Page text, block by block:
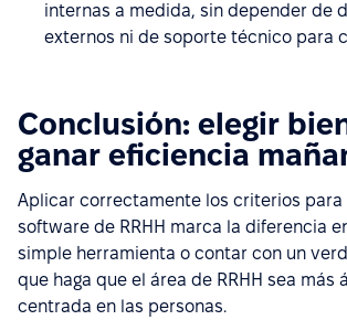
internas a medida, sin depender de
externos ni de soporte técnico para
Conclusión: elegir
ganar eficiencia
Aplicar correctamente los criterios para
software de RRHH marca la diferencia
simple herramienta o contar con un
que haga que el área de RRHH sea más
centrada en las personas.